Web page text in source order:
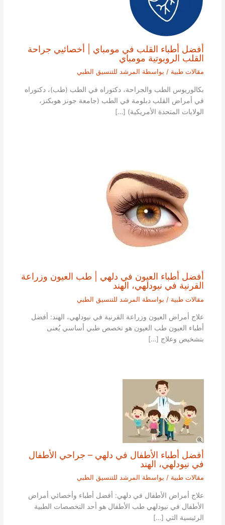
أفضل أطباء القلب في مومباي | أخصائيي جراحة
القلب الروبوتية مومباي
مقالات طبية / بواسطة المرشد للتنسيق الطبي
بكالوريوس الطب والجراحة، دكتوراه في الطب (طب)، دكتوراه
في أمراض القلب دبلومة في الطب (جامعة جونز هوبكنز،
الولايات المتحدة الأمريكية) […]
أفضل أطباء العيون في دلهي | طب العيون وزراعة
القرنية في نيودلهي، الهند
مقالات طبية / بواسطة المرشد للتنسيق الطبي
علاج أمراض العيون وزراعة القرنية في نيودلهي، الهند: أفضل
أطباء العيون طب العيون هو تخصص طبي أساسي يُعنى
بتشخيص وعلاج […]
أفضل أطباء الأطفال في دلهي – جراحي الأطفال
في نيودلهي، الهند
مقالات طبية / بواسطة المرشد للتنسيق الطبي
علاج أمراض الأطفال في دلهي: أفضل أطباء وأخصائي أمراض
الأطفال في نيودلهي طب الأطفال هو أحد التخصصات الطبية
الرئيسية التي […]